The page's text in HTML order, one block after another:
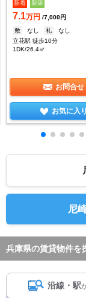
新着 新築
7.1万円 /7,000円
敷
なし 礼
なし
立花駅 徒歩10分
1DK/26.4㎡
お問合せ
お気に入り
尼
兵庫県の賃貸物件を
沿線・駅